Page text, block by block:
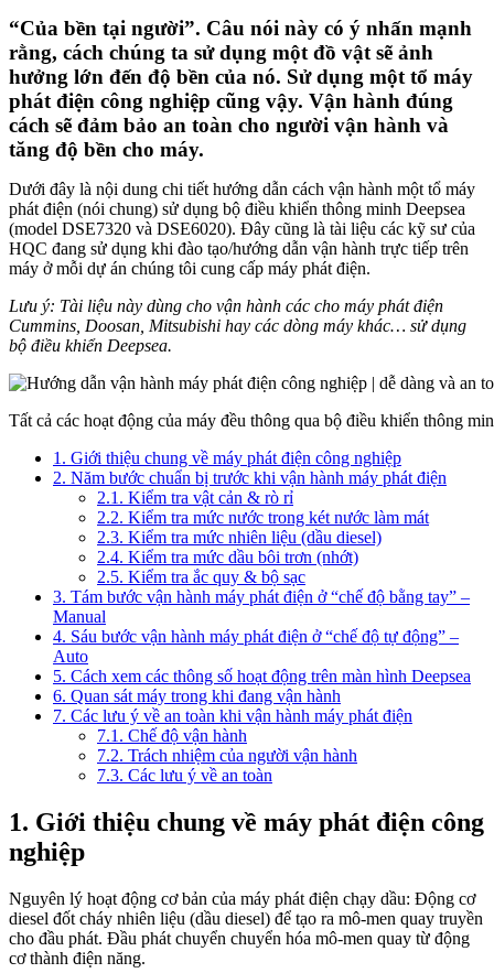
“Của bền tại người”. Câu nói này có ý nhấn mạnh
rằng, cách chúng ta sử dụng một đồ vật sẽ ảnh
hưởng lớn đến độ bền của nó. Sử dụng một tổ máy
phát điện công nghiệp cũng vậy. Vận hành đúng
cách sẽ đảm bảo an toàn cho người vận hành và
tăng độ bền cho máy.
Dưới đây là nội dung chi tiết hướng dẫn cách vận hành một tổ máy
phát điện (nói chung) sử dụng bộ điều khiển thông minh Deepsea
(model DSE7320 và DSE6020). Đây cũng là tài liệu các kỹ sư của
HQC đang sử dụng khi đào tạo/hướng dẫn vận hành trực tiếp trên
máy ở mỗi dự án chúng tôi cung cấp máy phát điện.
Lưu ý: Tài liệu này dùng cho vận hành các cho máy phát điện
Cummins, Doosan, Mitsubishi hay các dòng máy khác… sử dụng
bộ điều khiển Deepsea.
Tất cả các hoạt động của máy đều thông qua bộ điều khiển thông
1. Giới thiệu chung về máy phát điện công nghiệp
2. Năm bước chuẩn bị trước khi vận hành máy phát điện
2.1. Kiểm tra vật cản & rò rỉ
2.2. Kiểm tra mức nước trong két nước làm mát
2.3. Kiểm tra mức nhiên liệu (dầu diesel)
2.4. Kiểm tra mức dầu bôi trơn (nhớt)
2.5. Kiểm tra ắc quy & bộ sạc
3. Tám bước vận hành máy phát điện ở “chế độ bằng tay” –
Manual
4. Sáu bước vận hành máy phát điện ở “chế độ tự động” –
Auto
5. Cách xem các thông số hoạt động trên màn hình Deepsea
6. Quan sát máy trong khi đang vận hành
7. Các lưu ý về an toàn khi vận hành máy phát điện
7.1. Chế độ vận hành
7.2. Trách nhiệm của người vận hành
7.3. Các lưu ý về an toàn
1. Giới thiệu chung về máy phát điện công
nghiệp
Nguyên lý hoạt động cơ bản của máy phát điện chạy dầu: Động cơ
diesel đốt cháy nhiên liệu (dầu diesel) để tạo ra mô-men quay truyền
cho đầu phát. Đầu phát chuyển chuyển hóa mô-men quay từ động
cơ thành điện năng.